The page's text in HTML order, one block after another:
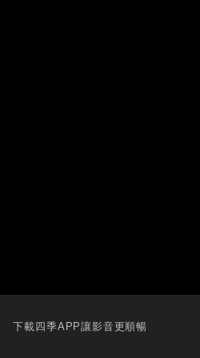
下載四季APP讓影音更順暢